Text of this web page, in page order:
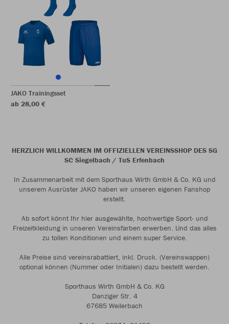
JAKO Trainingsset
ab 28,00 €
HERZLICH WILLKOMMEN IM OFFIZIELLEN VEREINSSHOP DES SG
SC Siegelbach / TuS Erfenbach
In Zusammenarbeit mit dem Sporthaus Wirth GmbH & Co. KG und
unserem Ausrüster JAKO haben wir unseren eigenen Fanshop
erstellt.
Ab sofort könnt Ihr hier ausgewählte, hochwertige Sport- und
Freizeitkleidung in unseren Vereinsfarben erwerben. Und das alles
zu tollen Konditionen und einem super Service.
Alle Preise sind vereinsrabattiert, inkl. Druck. (Vereinswappen)
optional können (Nummer oder Initialen) dazu bestellt werden.
Sporthaus Wirth GmbH & Co. KG
Danziger Str. 4
67685 Weilerbach